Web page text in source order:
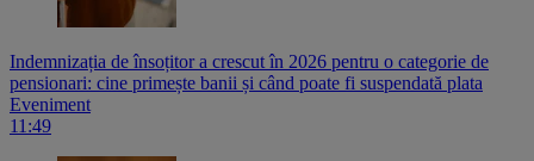
Indemnizația de însoțitor a crescut în 2026 pentru o categorie de
pensionari: cine primește banii și când poate fi suspendată plata
Eveniment
11:49